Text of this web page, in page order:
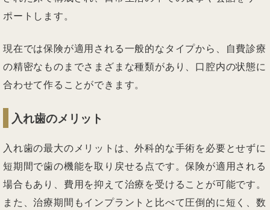
ポートします。
現在では保険が適用される一般的なタイプから、自費診療
の精密なものまでさまざまな種類があり、口腔内の状態に
合わせて作ることができます。
入れ歯のメリット
入れ歯の最大のメリットは、外科的な手術を必要とせずに
短期間で歯の機能を取り戻せる点です。保険が適用される
場合もあり、費用を抑えて治療を受けることが可能です。
また、治療期間もインプラントと比べて圧倒的に短く、数